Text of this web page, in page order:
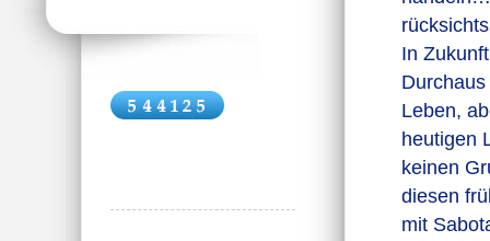
In
Leben,
heutigen
keinen
diesen
mit